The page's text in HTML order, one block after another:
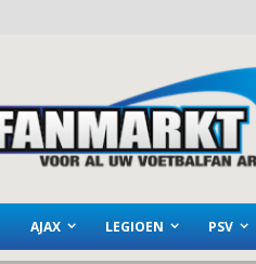
AJAX LEGIOEN PSV